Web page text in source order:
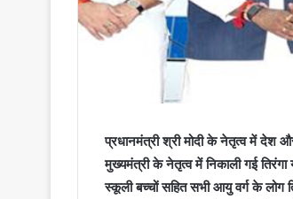
प्रधानमंत्री श्री मोदी के नेतृत्व में देश
मुख्यमंत्री के नेतृत्व में निकाली गई तिरंगा
स्कूली बच्चों सहित सभी आयु वर्ग के लोग